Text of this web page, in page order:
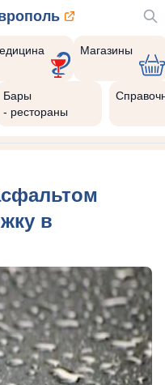
Магазины
Бары
- рестораны
в